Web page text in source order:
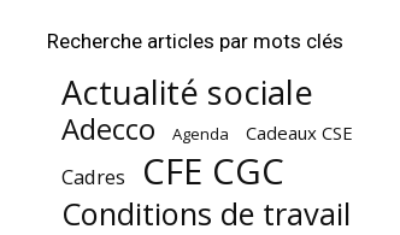
Recherche articles par mots clés
Actualité sociale
Adecco Agenda Cadeaux CSE
Cadres CFE CGC
Conditions de travail